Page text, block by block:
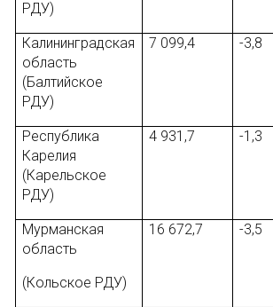
РДУ)
Калининградская
область
(Балтийское
РДУ)
7 099,4 -3,8
Республика
Карелия
(Карельское
РДУ)
4 931,7 -1,3
Мурманская
область
(Кольское РДУ)
16 672,7 -3,5